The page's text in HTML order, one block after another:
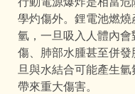
學灼傷外。鋰電池燃
氫，一旦吸入人體內
傷、肺部水腫甚至併
旦與水結合可能產生
帶來重大傷害。